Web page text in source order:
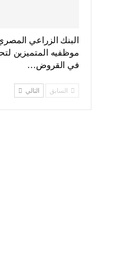
البنك الزراعي
موظفيه المتميزين
في القروض…
السابق التالي